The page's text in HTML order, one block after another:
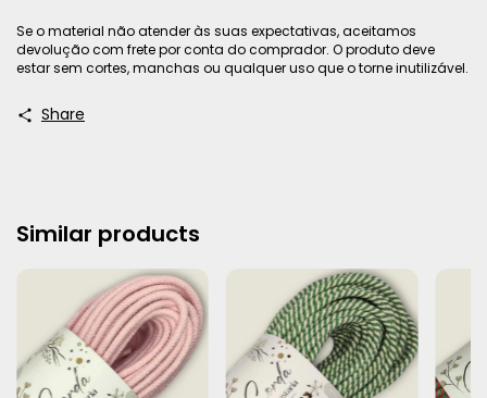
Se o material não atender às suas expectativas, aceitamos
devolução com frete por conta do comprador. O produto deve
estar sem cortes, manchas ou qualquer uso que o torne inutilizável.
Share
Similar products